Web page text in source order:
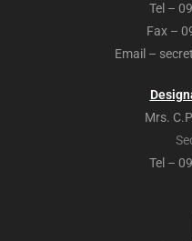
Tel –
Fax –
Email –
Mrs.
Tel –